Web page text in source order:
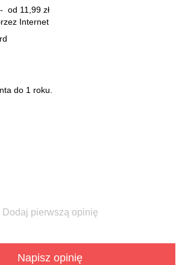
od 11,99 zł
Internet
do 1 roku.
Dodaj pierwszą opinię
Napisz opinię